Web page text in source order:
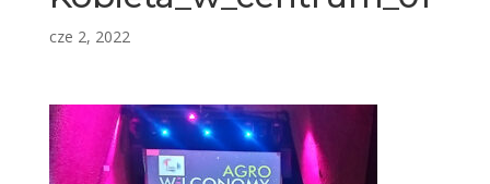
cze 2, 2022